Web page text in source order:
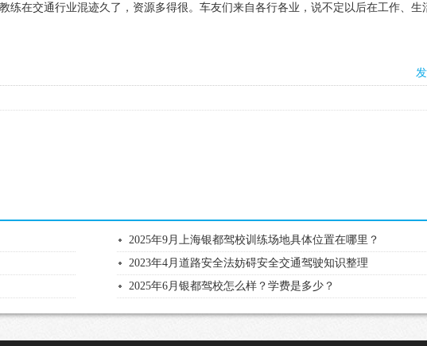
在交通行业混迹久了，资源多得很。车友们来自各行各业，说不定以后在工作、生
2025年9月上海银都驾校训练场地具体位置在哪里？
2023年4月道路安全法妨碍安全交通驾驶知识整理
2025年6月银都驾校怎么样？学费是多少？